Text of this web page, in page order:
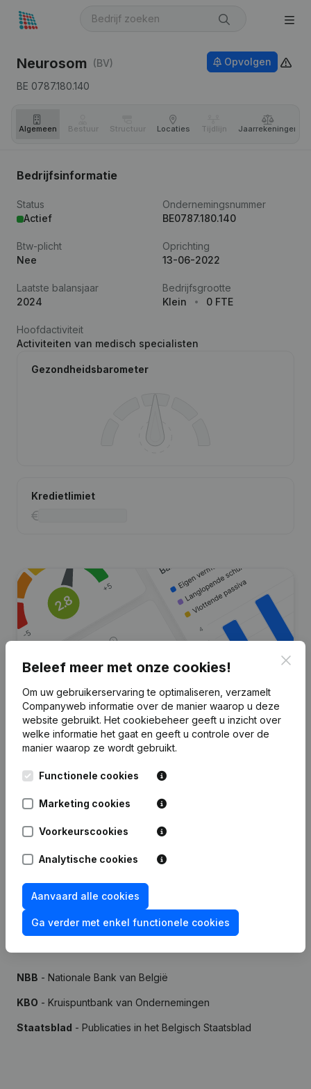
Neurosom (BV)
BE 0787.180.140
Opvolgen
Algemeen Bestuur Structuur Locaties Tijdlijn Jaar­rekeningen
Bedrijfsinformatie
Status
Actief
Ondernemingsnummer
BE0787.180.140
Btw-plicht
Nee
Oprichting
13-06-2022
Laatste balansjaar
2024
Bedrijfsgrootte
Klein
0 FTE
Hoofdactiviteit
Activiteiten van medisch specialisten
Gezondheidsbarometer
Kredietlimiet
Zoek je meer informatie over dit
bedrijf?
Raadpleeg de gezondheid in een oogopslag
Kies voor snelle inzichten of granulaire details
Krijg updates van belangrijke ontwikkelingen
Probeer gratis Meer ontdekken
7 dagen gratis proefperiode, geen kredietkaart vereist.
NBB - Nationale Bank van België
KBO - Kruispuntbank van Ondernemingen
Staatsblad - Publicaties in het Belgisch Staatsblad
Beleef meer met onze cookies!
Om uw gebruikerservaring te optimaliseren, verzamelt
Companyweb informatie over de manier waarop u deze
website gebruikt. Het cookiebeheer geeft u inzicht over
welke informatie het gaat en geeft u controle over de
manier waarop ze wordt gebruikt.
Functionele cookies
Marketing cookies
Voorkeurscookies
Analytische cookies
Aanvaard alle cookies
Ga verder met enkel functionele cookies